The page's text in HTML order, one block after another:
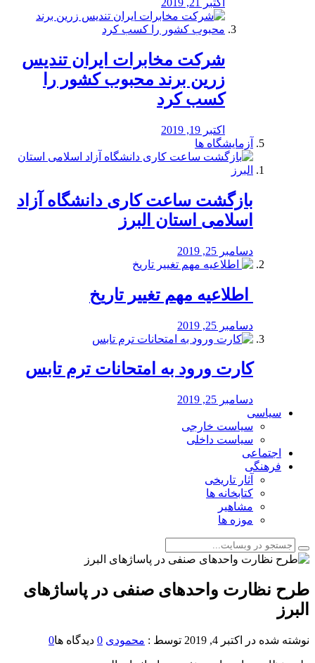
اکتبر 21, 2019
شرکت مخابرات ایران تندیس
زرین برند محبوب کشور را
کسب کرد
اکتبر 19, 2019
آزمایشگاه ها
بازگشت ساعت کاری دانشگاه آزاد
اسلامی استان البرز
دسامبر 25, 2019
️ اطلاعیه مهم تغییر تاریخ
دسامبر 25, 2019
کارت ورود به امتحانات ترم تابس
دسامبر 25, 2019
سیاسی
سیاست خارجی
سیاست داخلی
اجتماعی
فرهنگی
آثار تاریخی
کتابخانه ها
مشاهیر
موزه ها
طرح نظارت واحدهای صنفی در پاساژهای
البرز
نوشته شده در اکتبر 4, 2019 توسط : محمودی 0 دیدگاه ها0